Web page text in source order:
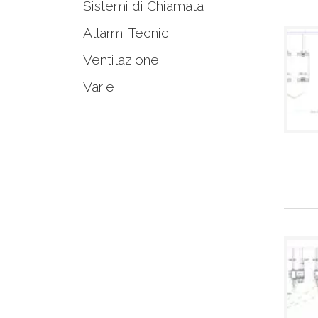
Sistemi di Chiamata
Allarmi Tecnici
Ventilazione
Varie